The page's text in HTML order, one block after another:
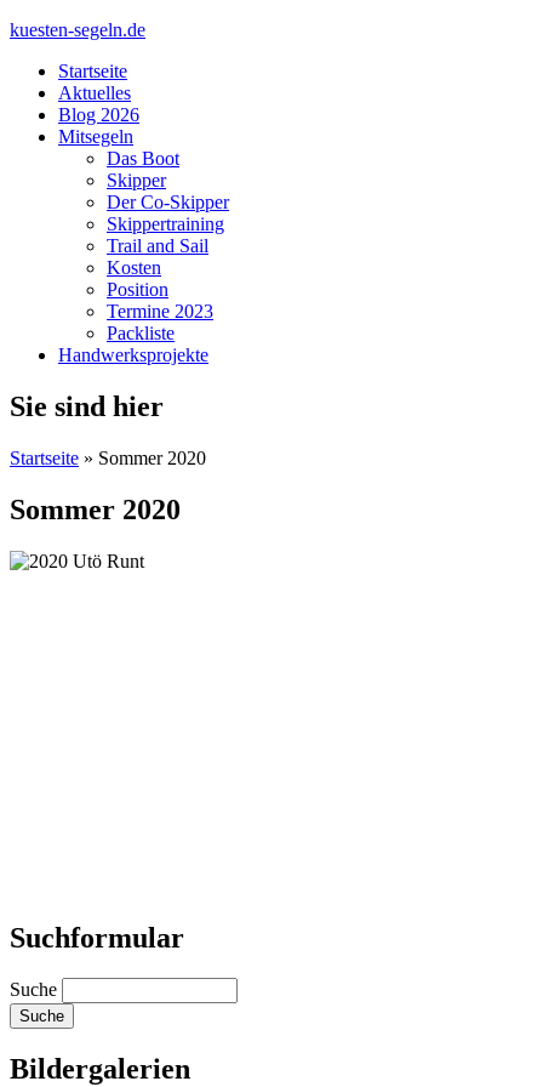
kuesten-segeln.de
Startseite
Aktuelles
Blog 2026
Mitsegeln
Das Boot
Skipper
Der Co-Skipper
Skippertraining
Trail and Sail
Kosten
Position
Termine 2023
Packliste
Handwerksprojekte
Sie sind hier
Startseite » Sommer 2020
Sommer 2020
Suchformular
Suche
Bildergalerien